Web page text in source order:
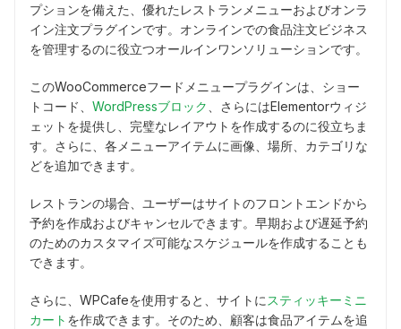
プションを備えた、優れたレストランメニューおよびオンラ
イン注文プラグインです。オンラインでの食品注文ビジネス
を管理するのに役立つオールインワンソリューションです。
このWooCommerceフードメニュープラグインは、ショー
トコード、 WordPressブロック
、さらにはElementorウィジ
ェットを提供し、完璧なレイアウトを作成するのに役立ちま
す。さらに、各メニューアイテムに画像、場所、カテゴリな
どを追加できます。
レストランの場合、ユーザーはサイトのフロントエンドから
予約を作成およびキャンセルできます。早期および遅延予約
のためのカスタマイズ可能なスケジュールを作成することも
できます。
さらに、WPCafeを使用すると、サイトに スティッキーミニ
カート を作成できます。そのため、顧客は食品アイテムを追